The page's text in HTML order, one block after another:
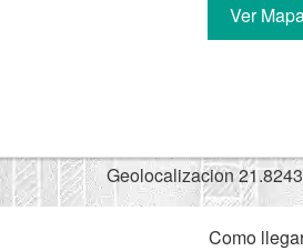
Ver
Geolocalizacion
Como